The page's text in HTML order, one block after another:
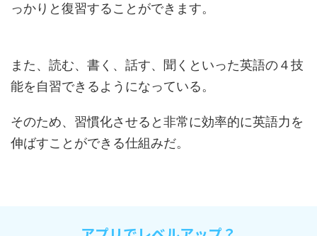
っかりと復習することができます。
また、読む、書く、話す、聞くといった英語の４技
能を自習できるようになっている。
そのため、習慣化させると非常に効率的に英語力を
伸ばすことができる仕組みだ。